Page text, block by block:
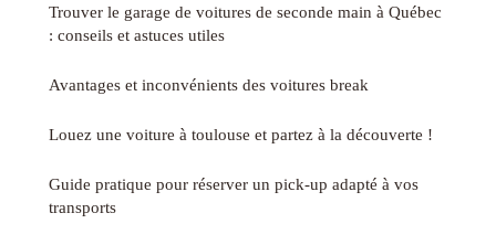
Trouver le garage de voitures de seconde main à Québec
: conseils et astuces utiles
Avantages et inconvénients des voitures break
Louez une voiture à toulouse et partez à la découverte !
Guide pratique pour réserver un pick-up adapté à vos
transports